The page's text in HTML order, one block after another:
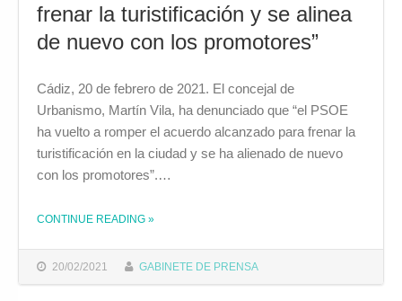
frenar la turistificación y se alinea
de nuevo con los promotores”
20/02/2021 GABINETE DE PRENSA
Cádiz, 20 de febrero de 2021. El concejal de
Urbanismo, Martín Vila, ha denunciado que “el PSOE
ha vuelto a romper el acuerdo alcanzado para frenar la
turistificación en la ciudad y se ha alienado de nuevo
con los promotores”.…
CONTINUE READING »